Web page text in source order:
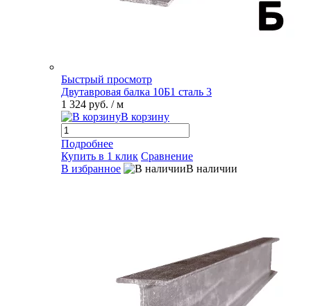
Быстрый просмотр
Двутавровая балка 10Б1 сталь 3
1 324 руб. / м
В корзину
Подробнее
Купить в 1 клик Сравнение
В избранное
В наличии